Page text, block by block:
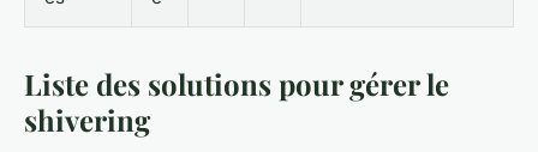
Liste des solutions pour gérer le
shivering